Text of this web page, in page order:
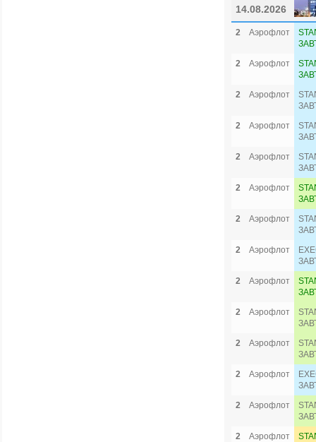
14.08.2026
2 Аэрофлот
2
Аэрофлот
2
Аэрофлот
2
Аэрофлот
2
Аэрофлот
2
Аэрофлот
2
Аэрофлот
2
Аэрофлот
2
Аэрофлот
2
Аэрофлот
2
Аэрофлот
2
Аэрофлот
2
Аэрофлот
2
Аэрофлот